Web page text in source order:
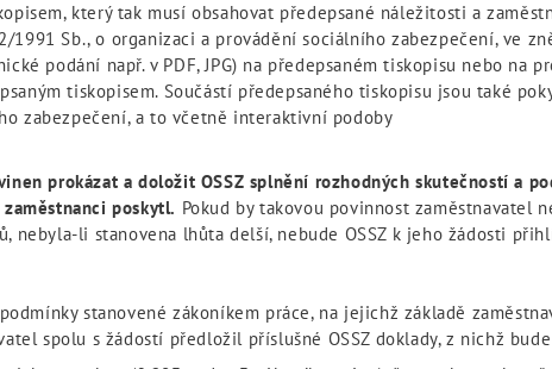
který tak musí obsahovat předepsané náležitosti a
Sb., o organizaci a provádění sociálního zabezpečení, ve
podání např. v PDF, JPG) na předepsaném tiskopisu nebo na
tiskopisem. Součástí předepsaného tiskopisu jsou také
zabezpečení, a to včetně interaktivní podoby
prokázat a doložit OSSZ splnění rozhodných skutečností a
poskytl. Pokud by takovou povinnost zaměstnavatel
nebyla-li stanovena lhůta delší, nebude OSSZ k jeho žádosti
stanovené zákoníkem práce, na jejichž základě
spolu s žádostí předložil příslušné OSSZ doklady, z nichž